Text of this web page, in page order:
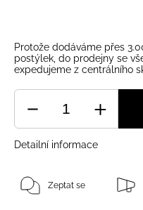
Protože dodáváme přes
postýlek, do prodejny se
expedujeme z centrálního
Detailní informace
Zeptat se